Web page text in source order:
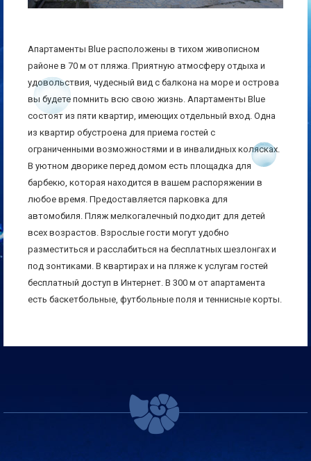
Апартаменты Blue расположены в тихом живописном
районе в 70 м от пляжа. Приятную атмосферу отдыха и
удовольствия, чудесный вид с балкона на море и острова
вы будете помнить всю свою жизнь. Апартаменты Blue
состоят из пяти квартир, имеющих отдельный вход. Одна
из квартир обустроена для приема гостей с
ограниченными возможностями и в инвалидных колясках.
В уютном дворике перед домом есть площадка для
барбекю, которая находится в вашем распоряжении в
любое время. Предоставляется парковка для
автомобиля. Пляж мелкогалечный подходит для детей
всех возрастов. Взрослые гости могут удобно
разместиться и расслабиться на бесплатных шезлонгах и
под зонтиками. В квартирах и на пляже к услугам гостей
бесплатный доступ в Интернет. В 300 м от апартамента
есть баскетбольные, футбольные поля и теннисные корты.